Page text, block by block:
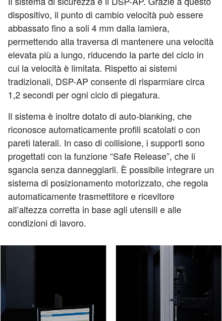
dispositivo, il punto di cambio velocità può essere
abbassato fino a soli 4 mm dalla lamiera,
permettendo alla traversa di mantenere una velocità
elevata più a lungo, riducendo la parte del ciclo in
cui la velocità è limitata. Rispetto ai sistemi
tradizionali, DSP-AP consente di risparmiare circa
1,2 secondi per ogni ciclo di piegatura.
Il sistema è inoltre dotato di auto-blanking, che
riconosce automaticamente profili scatolati o con
pareti laterali. In caso di collisione, i supporti sono
progettati con la funzione “Safe Release”, che li
sgancia senza danneggiarli. È possibile integrare un
sistema di posizionamento motorizzato, che regola
automaticamente trasmettitore e ricevitore
all’altezza corretta in base agli utensili e alle
condizioni di lavoro.